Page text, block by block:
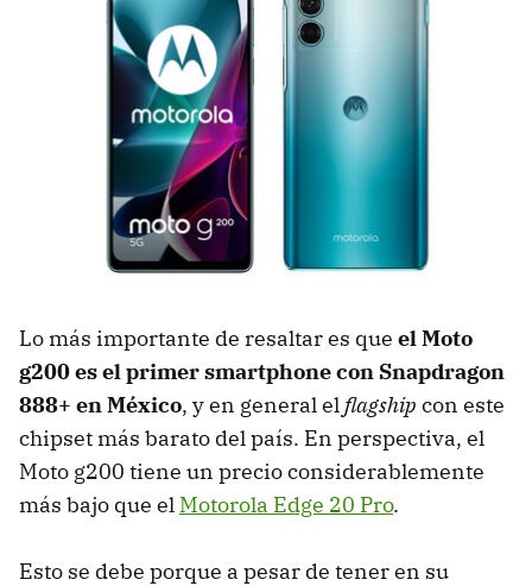
Lo más importante de resaltar es que el Moto
g200 es el primer smartphone con Snapdragon
888+ en México, y en general el flagship con este
chipset más barato del país. En perspectiva, el
Moto g200 tiene un precio considerablemente
más bajo que el Motorola Edge 20 Pro.
Esto se debe porque a pesar de tener en su